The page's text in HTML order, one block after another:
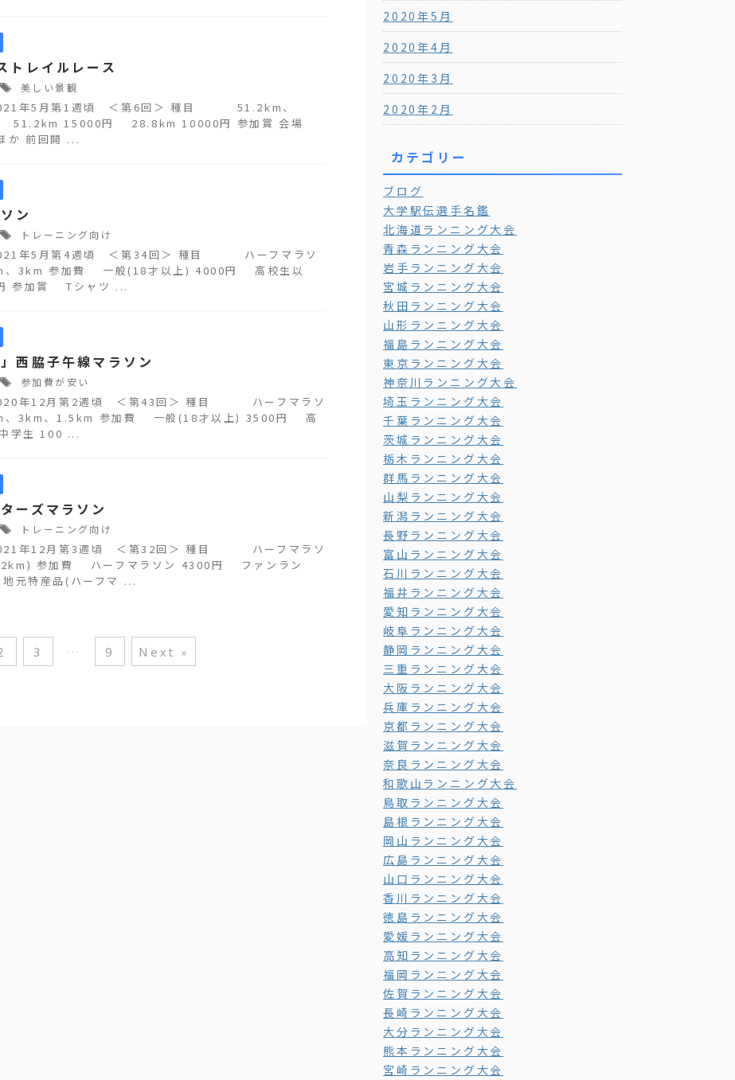
トレイルレース
美しい景観
年5月第1週頃 ＜第6回＞ 種目 51.2km、
51.2km 15000円 28.8km 10000円 参加賞 会場
か 前回開 ...
ン
トレーニング向け
年5月第4週頃 ＜第34回＞ 種目 ハーフマラソ
、3km 参加費 一般(18才以上) 4000円 高校生以
参加賞 Tシャツ ...
西脇子午線マラソン
参加費が安い
年12月第2週頃 ＜第43回＞ 種目 ハーフマラソ
、3km、1.5km 参加費 一般(18才以上) 3500円 高
学生 100 ...
ーズマラソン
トレーニング向け
年12月第3週頃 ＜第32回＞ 種目 ハーフマラソ
(2km) 参加費 ハーフマラソン 4300円 ファンラン
元特産品(ハーフマ ...
3 … 9 Next »
2020年5月
2020年4月
2020年3月
2020年2月
カテゴリー
ブログ
大学駅伝選手名鑑
北海道ランニング大会
青森ランニング大会
岩手ランニング大会
宮城ランニング大会
秋田ランニング大会
山形ランニング大会
福島ランニング大会
東京ランニング大会
神奈川ランニング大会
埼玉ランニング大会
千葉ランニング大会
茨城ランニング大会
栃木ランニング大会
群馬ランニング大会
山梨ランニング大会
新潟ランニング大会
長野ランニング大会
富山ランニング大会
石川ランニング大会
福井ランニング大会
愛知ランニング大会
岐阜ランニング大会
静岡ランニング大会
三重ランニング大会
大阪ランニング大会
兵庫ランニング大会
京都ランニング大会
滋賀ランニング大会
奈良ランニング大会
和歌山ランニング大会
鳥取ランニング大会
島根ランニング大会
岡山ランニング大会
広島ランニング大会
山口ランニング大会
香川ランニング大会
徳島ランニング大会
愛媛ランニング大会
高知ランニング大会
福岡ランニング大会
佐賀ランニング大会
長崎ランニング大会
大分ランニング大会
熊本ランニング大会
宮崎ランニング大会